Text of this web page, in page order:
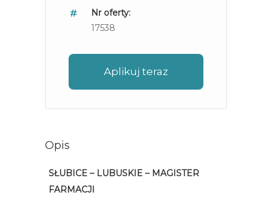
Nr oferty:
17538
Aplikuj teraz
Opis
SŁUBICE – LUBUSKIE – MAGISTER
FARMACJI